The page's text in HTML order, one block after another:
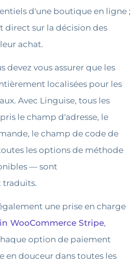
d'une boutique en ligne ;
direct sur la décision des
achat.
devez vous assurer que les
localisées pour les
Avec Linguise, tous les
le champ d'adresse, le
le champ de code de
les options de méthode
— sont
une prise en charge
WooCommerce Stripe,
option de paiement
en douceur dans toutes les